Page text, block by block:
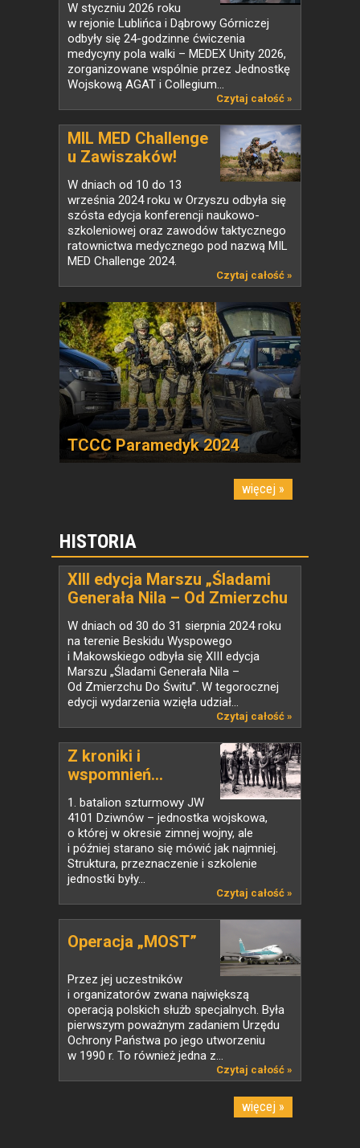
W styczniu 2026 roku
w rejonie Lublińca i Dąbrowy Górniczej
odbyły się 24-godzinne ćwiczenia
medycyny pola walki – MEDEX Unity 2026,
zorganizowane wspólnie przez Jednostkę
Wojskową AGAT i Collegium...
Czytaj całość »
MIL MED Challenge
u Zawiszaków!
W dniach od 10 do 13
września 2024 roku w Orzyszu odbyła się
szósta edycja konferencji naukowo-
szkoleniowej oraz zawodów taktycznego
ratownictwa medycznego pod nazwą MIL
MED Challenge 2024.
Czytaj całość »
TCCC Paramedyk 2024
więcej »
HISTORIA
XIII edycja Marszu „Śladami
Generała Nila – Od Zmierzchu
Do Świtu”
W dniach od 30 do 31 sierpnia 2024 roku
na terenie Beskidu Wyspowego
i Makowskiego odbyła się XIII edycja
Marszu „Śladami Generała Nila –
Od Zmierzchu Do Świtu”. W tegorocznej
edycji wydarzenia wzięła udział...
Czytaj całość »
Z kroniki i
wspomnień...
1. batalion szturmowy JW
4101 Dziwnów – jednostka wojskowa,
o której w okresie zimnej wojny, ale
i później starano się mówić jak najmniej.
Struktura, przeznaczenie i szkolenie
jednostki były...
Czytaj całość »
Operacja „MOST”
Przez jej uczestników
i organizatorów zwana największą
operacją polskich służb specjalnych. Była
pierwszym poważnym zadaniem Urzędu
Ochrony Państwa po jego utworzeniu
w 1990 r. To również jedna z...
Czytaj całość »
więcej »